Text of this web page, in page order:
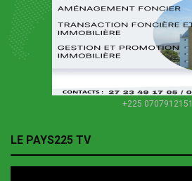
+225 0707912151
LE PAYS225 TV